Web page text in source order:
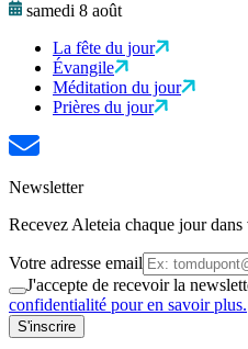
samedi 8 août
La fête du jour
Évangile
Méditation du jour
Prières du jour
Newsletter
Recevez Aleteia chaque jour
Votre adresse email
J'accepte de recevoir la
confidentialité pour en savoir plus.
S'inscrire